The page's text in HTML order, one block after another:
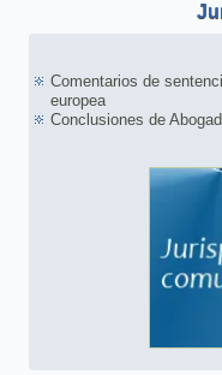
Comentarios de
europea
Conclusiones de